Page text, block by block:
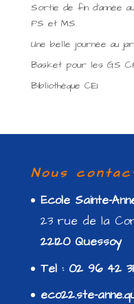
Sortie de fin d’année
PS et MS.
Une belle journée au
Basket pour les GS
Bibliothèque CE1
Nous
Ecole Sainte-
23 rue de la
22120 Quessoy
Tel : 02 96 42
eco22.ste-